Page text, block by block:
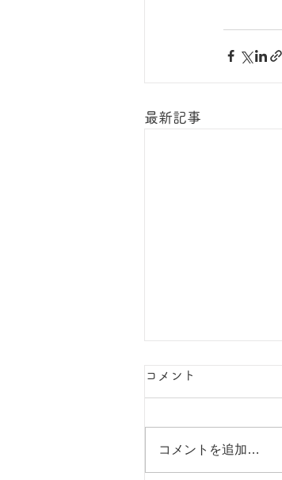
最新記事
コメント
コメントを追加…